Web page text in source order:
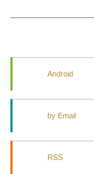
Android
by Email
RSS